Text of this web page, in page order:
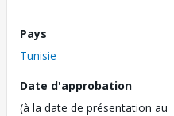
Pays
Tunisie
Date d'approbation
(à la date de présentation au